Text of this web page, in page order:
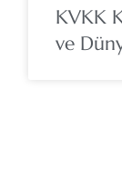
KVKK
ve